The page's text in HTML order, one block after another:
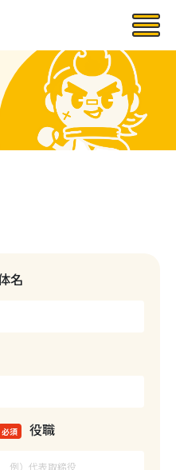
名
必須 役職